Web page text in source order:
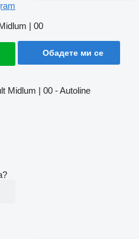
| 00
Обадете ми се